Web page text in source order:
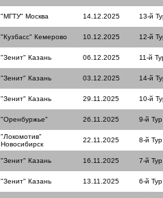
"МГТУ" Москва 14.12.2025 13-й
"Кузбасс" Кемерово 10.12.2025 12-й
"Зенит" Казань 06.12.2025 11-й
"Зенит" Казань 03.12.2025 14-й
"Зенит" Казань 29.11.2025 10-й
"Оренбуржье" 26.11.2025 9-й Тур
"Локомотив"
Новосибирск
22.11.2025 8-й Тур
"Зенит" Казань 16.11.2025 7-й Тур
"Зенит" Казань 13.11.2025 6-й Тур